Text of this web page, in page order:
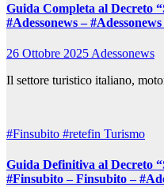
Guida Completa al Decreto
#Adessonews –
26 Ottobre 2025 Adessonews
Il settore turistico italiano,
#Finsubito #retefin Turismo
Guida Definitiva al Decreto
#Finsubito – Finsubito –